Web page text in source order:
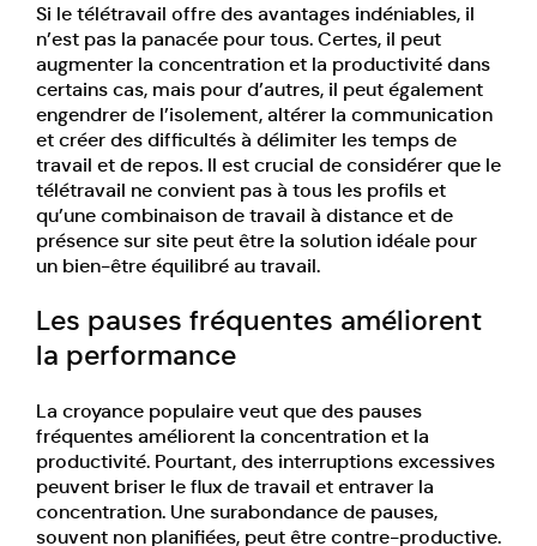
Si le télétravail offre des avantages indéniables, il
n’est pas la panacée pour tous. Certes, il peut
augmenter la concentration et la productivité dans
certains cas, mais pour d’autres, il peut également
engendrer de l’isolement, altérer la communication
et créer des difficultés à délimiter les temps de
travail et de repos. Il est crucial de considérer que le
télétravail ne convient pas à tous les profils et
qu’une combinaison de travail à distance et de
présence sur site peut être la solution idéale pour
un bien-être équilibré au travail.
Les pauses fréquentes améliorent
la performance
La croyance populaire veut que des pauses
fréquentes améliorent la concentration et la
productivité. Pourtant, des interruptions excessives
peuvent briser le flux de travail et entraver la
concentration. Une surabondance de pauses,
souvent non planifiées, peut être contre-productive.